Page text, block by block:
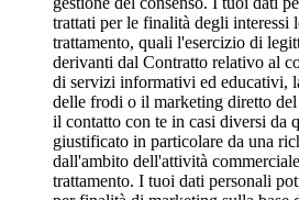
trattati per le finalità degli interessi
trattamento, quali l'esercizio di
derivanti dal Contratto relativo al
di servizi informativi ed educativi,
delle frodi o il marketing diretto
il contatto con te in casi diversi da
giustificato in particolare da una
dall'ambito dell'attività
trattamento. I tuoi dati personali